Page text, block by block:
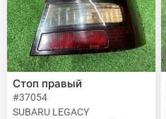
Стоп правый
#37054
SUBARU LEGACY